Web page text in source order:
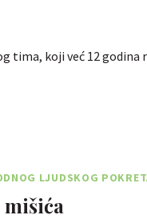
tima, koji već 12 godina
LJUDSKOG